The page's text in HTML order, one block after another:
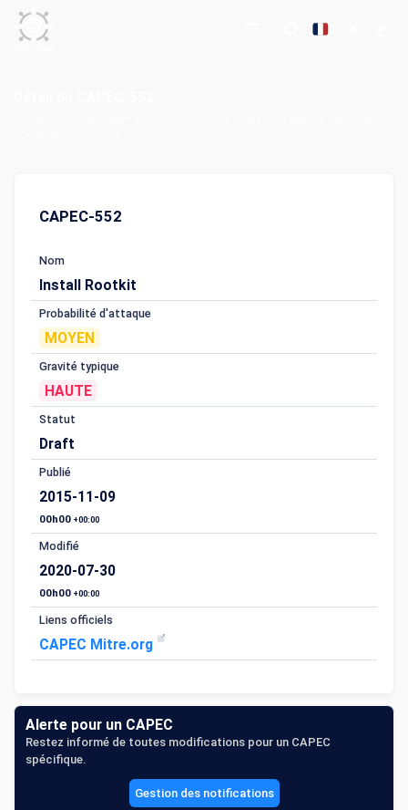
CAPEC-552
Nom
Install Rootkit
Probabilité d'attaque
MOYEN
Gravité typique
HAUTE
Statut
Draft
Publié
2015-11-09
00h00 +00:00
Modifié
2020-07-30
00h00 +00:00
Liens officiels
CAPEC Mitre.org
Alerte pour un CAPEC
Restez informé de toutes modifications pour un CAPEC
spécifique.
Gestion des notifications